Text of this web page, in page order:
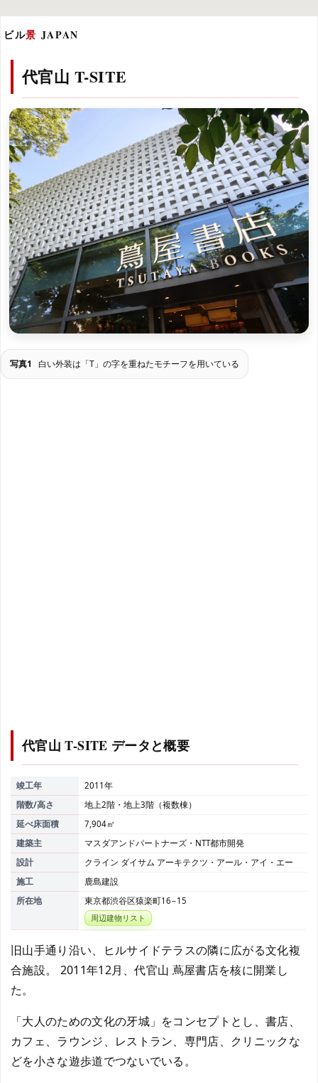
ビル景 JAPAN
代官山 T-SITE
写真1 白い外装は「T」の字を重ねたモチーフを用いている
代官山 T-SITE データと概要
竣工年
2011年
階数/高さ
地上2階・地上3階（複数棟）
延べ床面積
7,904㎡
建築主
マスダアンドパートナーズ・NTT都市開発
設計
クライン ダイサム アーキテクツ・アール・アイ・エー
施工
鹿島建設
所在地
東京都渋谷区猿楽町16−15
周辺建物リスト
旧山手通り沿い、ヒルサイドテラスの隣に広がる文化複
合施設。 2011年12月、代官山 蔦屋書店を核に開業し
た。
「大人のための文化の牙城」をコンセプトとし、書店、
カフェ、ラウンジ、レストラン、専門店、クリニックな
どを小さな遊歩道でつないでいる。